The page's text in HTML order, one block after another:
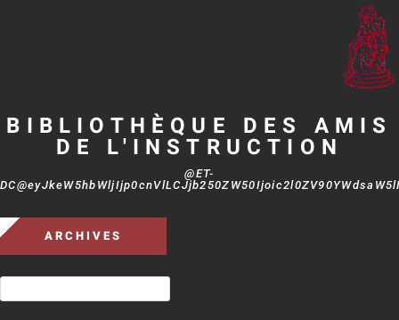
BIBLIOTHÈQUE DES AMIS
DE L'INSTRUCTION
@ET-
ARCHIVES